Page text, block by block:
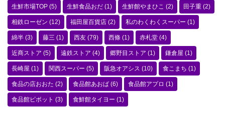
生鮮市場TOP (5) 生鮮食品おだ (1) 生鮮館やまひこ (2) 田子重 (2)
相鉄ローゼン (12) 福田屋百貨店 (2) 私のわくわくスーパー (1)
綿半 (3) 藤三 (1) 西友 (79) 西條 (1) 赤札堂 (4)
近商ストア (5) 遠鉄ストア (4) 郷野目ストア (1) 鎌倉屋 (1)
長崎屋 (1) 関西スーパー (5) 阪急オアシス (10) 食こまち (1)
食品の店おおた (2) 食品館あおば (6) 食品館アプロ (1)
食品館ピボット (3) 食鮮館タイヨー (1)